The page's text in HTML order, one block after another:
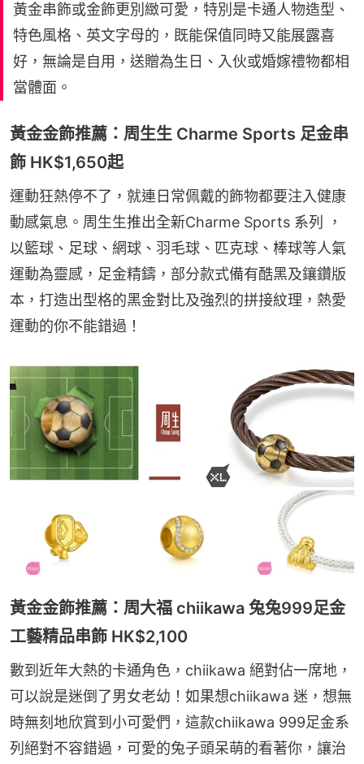
黃金串飾或金飾更別緻可愛，特別是卡通人物造型、
特色風格、英文字母的，既能保值同時又能展露喜
好，無論是自用，送贈為生日、入伙或婚嫁禮物都相
當體面。
黃金金飾推薦：周生生 Charme Sports 足金串
飾 HK$1,650起
運動狂熱停不了，就連日常佩戴的飾物都要注入健康
動感氣息。周生生推出全新Charme Sports 系列 ，
以籃球、足球、網球、羽毛球、匹克球、棒球等人氣
運動為靈感，足金精鑄，部分款式備有酷黑及鑲鑽版
本，打造出型格的黑金對比及強烈的拼接紋理，熱愛
運動的你不能錯過！
黃金金飾推薦：周大福 chiikawa 兔兔999足金
工藝精品串飾 HK$2,100
數到近年大熱的卡通角色，chiikawa 絕對佔一席地，
可以說是迷倒了男女老幼！如果想chiikawa 迷，想無
時無刻地欣賞到小可愛們，這款chiikawa 999足金系
列絕對不容錯過，可愛的兔子頭呆萌的看著你，讓治